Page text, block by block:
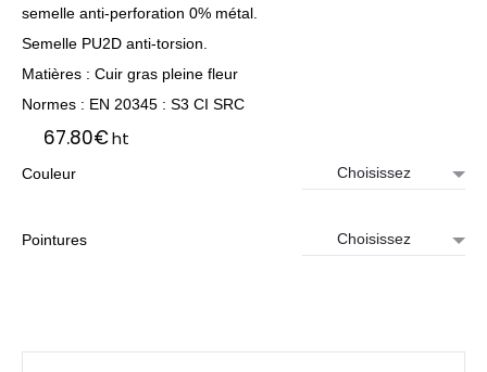
semelle anti-perforation 0% métal.
Semelle PU2D anti-torsion.
Matières : Cuir gras pleine fleur
Normes : EN 20345 : S3 CI SRC
67.80€ht
Couleur
Pointures